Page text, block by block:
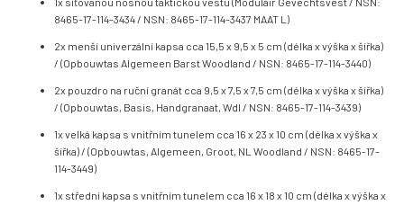
8465-17-114-3434 / NSN: 8465-17-114-3437 MAAT L)
2x menší univerzální kapsa cca 15,5 x 9,5 x 5 cm (délka x výška x šířka)
/ (Opbouwtas Algemeen Barst Woodland / NSN: 8465-17-114-3440)
2x pouzdro na ruční granát cca 9,5 x 7,5 x 7,5 cm (délka x výška x šířka)
/ (Opbouwtas, Basis, Handgranaat, Wdl / NSN: 8465-17-114-3439)
1x velká kapsa s vnitřním tunelem cca 16 x 23 x 10 cm (délka x výška x
šířka) / (Opbouwtas, Algemeen, Groot, NL Woodland / NSN: 8465-17-
114-3449)
1x střední kapsa s vnitřním tunelem cca 16 x 18 x 10 cm (délka x výška x